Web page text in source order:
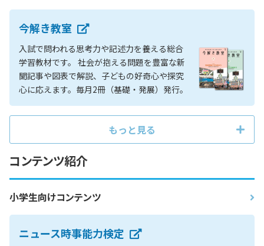
今解き教室
入試で問われる思考力や記述力を養える総合
学習教材です。 社会が抱える問題を豊富な新
聞記事や図表で解説、子どもの好奇心や探究
心に応えます。毎月2冊（基礎・発展）発行。
もっと見る
コンテンツ紹介
小学生向けコンテンツ
ニュース時事能力検定